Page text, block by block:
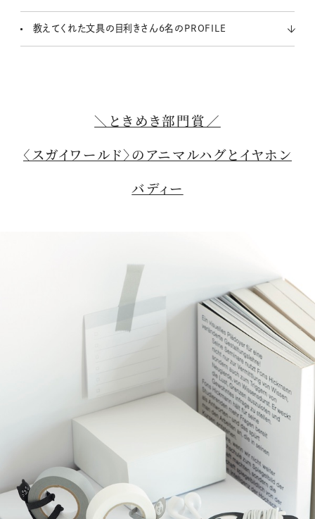
教えてくれた文具の目利きさん6名のPROFILE
＼ときめき部門賞／
〈スガイワールド〉のアニマルハグとイヤホン
バディー